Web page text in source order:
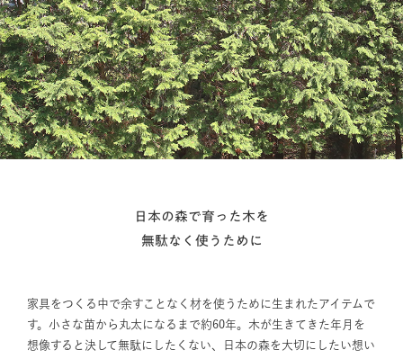
日本の森で育った木を
無駄なく使うために
家具をつくる中で余すことなく材を使うために生まれたアイテムで
す。小さな苗から丸太になるまで約60年。木が生きてきた年月を
想像すると決して無駄にしたくない、日本の森を大切にしたい想い